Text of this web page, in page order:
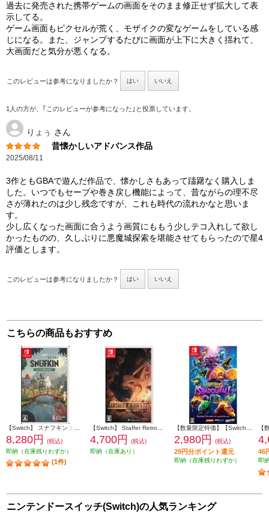
過去に発売された携帯ゲームの画面をそのまま修正せず拡大して表
示してる。
ゲーム画面もピクセルが荒く、モザイクの変なゲームをしている感
じになる。また、ジャンプするたびに画面が上下に大きく揺れて、
大画面だと気分が悪くなる。
このレビューは参考になりましたか？ はい いいえ
1人の方が、｢このレビューが参考になった｣と投票しています。
りょぅ さん
昔懐かしいアドバンス作品
2025/08/11
3作ともGBAで遊んだ作品で、懐かしさもあって躊躇なく購入しま
した。いつでもセーブや巻き戻し機能によって、昔ながらの理不尽
さが薄れたのは少し残念ですが、これも時代の流れかなと思いま
す。
少し広くなった画面に合うよう画質にももう少しテコ入れして欲し
かったものの、久しぶりに悪魔城探索を堪能させてもらったので星4
評価とします。
このレビューは参考になりましたか？ はい いいえ
こちらの商品もおすすめ
【Switch】 スナフキン：ムーミン谷のメロディ 限定版
8,280円
(税込)
即納（在庫残りわずか）
(1件)
【Switch】 Staffer Retro（ステッパー・レトロ）: 超能力推理クエスト
4,700円
(税込)
即納（在庫あり）
【数量限定特価】【Switch】 エルドラド クリーチャーズ・シャドウフォール
2,980円 (税込)
29円分ポイント還元
即納（在庫残りわずか）
46
即
ニンテンドースイッチ(Switch)の人気ランキング